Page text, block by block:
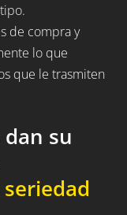
de compra y
lo que
que le trasmiten
su